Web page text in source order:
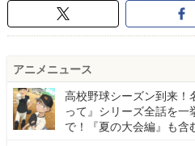
アニメニュース
高校野球シーズン到来！
って』シリーズ全話を一
で！『夏の大会編』も含